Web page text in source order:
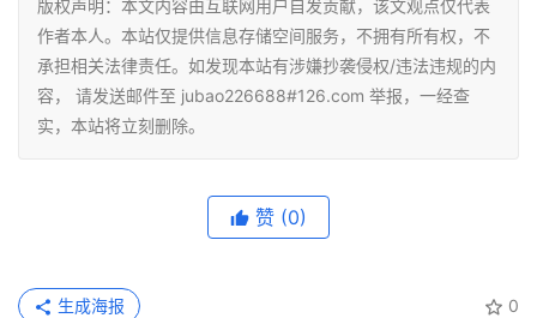
版权声明：本文内容由互联网用户自发贡献，该文观点仅代表
作者本人。本站仅提供信息存储空间服务，不拥有所有权，不
承担相关法律责任。如发现本站有涉嫌抄袭侵权/违法违规的内
容， 请发送邮件至 jubao226688#126.com 举报，一经查
实，本站将立刻删除。
赞 (0)
0
生成海报